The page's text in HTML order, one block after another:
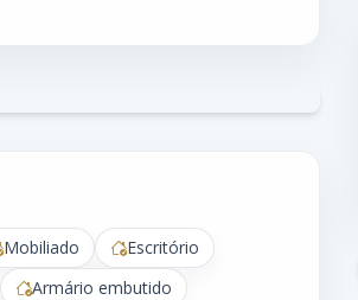
Mobiliado
Escritório
Armário embutido